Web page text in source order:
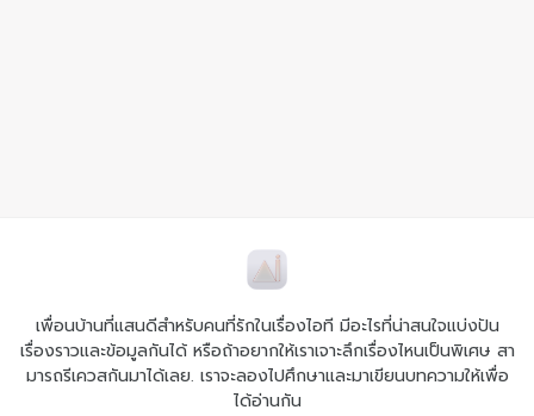
เพื่อนบ้านที่แสนดีสำหรับคนที่รักในเรื่องไอที มีอะไรที่น่าสนใจแบ่งปัน
เรื่องราวและข้อมูลกันได้ หรือถ้าอยากให้เราเจาะลึกเรื่องไหนเป็นพิเศษ สา
มารถรีเควสกันมาได้เลย. เราจะลองไปศึกษาและมาเขียนบทความให้เพื่อ
ได้อ่านกัน